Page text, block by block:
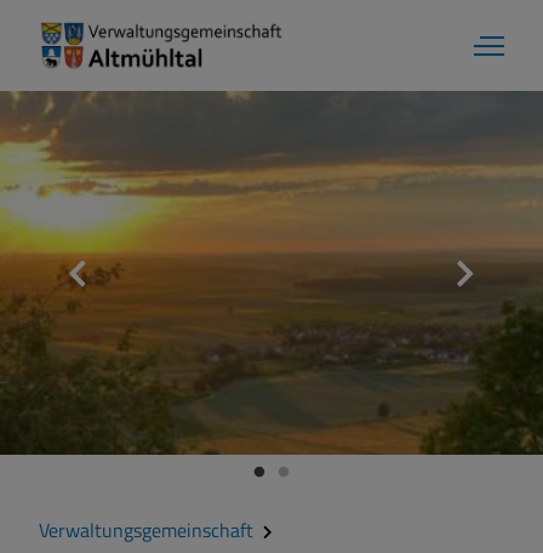
Verwaltungsgemeinschaft